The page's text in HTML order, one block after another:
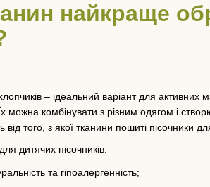
найкраще
– ідеальний варіант для
можна комбінувати з різним одягом і
від того, з якої тканини пошиті пісочники
дитячих пісочників:
та гіпоалергенність;